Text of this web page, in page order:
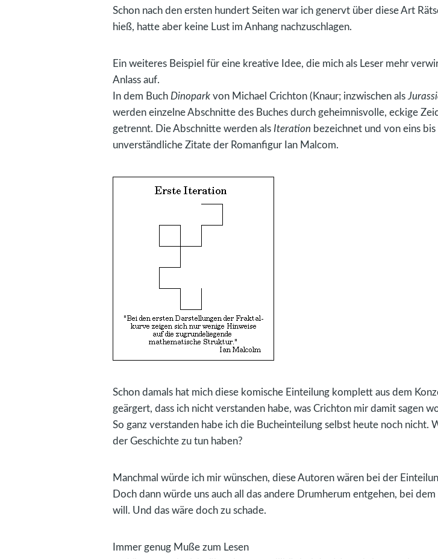
Schon nach den ersten hundert Seiten war ich genervt über diese Art
hieß, hatte aber keine Lust im Anhang nachzuschlagen.
Ein weiteres Beispiel für eine kreative Idee, die mich als Leser mehr
Anlass auf.
In dem Buch Dinopark von Michael Crichton (Knaur; inzwischen als
werden einzelne Abschnitte des Buches durch geheimnisvolle, eckige
getrennt. Die Abschnitte werden als Iteration bezeichnet und von eins
unverständliche Zitate der Romanfigur Ian Malcom.
Schon damals hat mich diese komische Einteilung komplett aus dem
geärgert, dass ich nicht verstanden habe, was Crichton mir damit sagen
So ganz verstanden habe ich die Bucheinteilung selbst heute noch nicht.
der Geschichte zu tun haben?
Manchmal würde ich mir wünschen, diese Autoren wären bei der
Doch dann würde uns auch all das andere Drumherum entgehen, bei
will. Und das wäre doch zu schade.
Immer genug Muße zum Lesen